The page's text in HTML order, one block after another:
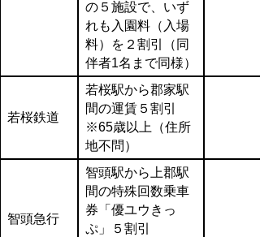
の５施設で、いず
れも入園料（入場
料）を２割引（同
伴者1名まで同様）
若桜鉄道
若桜駅から郡家駅
間の運賃５割引
※65歳以上（住所
地不問）
智頭急行
智頭駅から上郡駅
間の特殊回数乗車
券「優ユウきっ
ぷ」５割引